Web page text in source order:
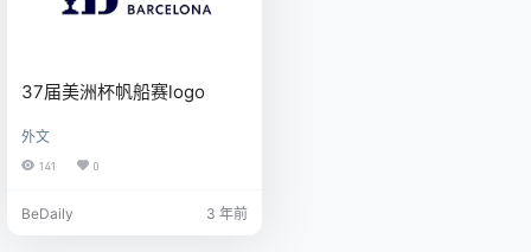
37届美洲杯帆船赛logo
外文
141 0
BeDaily 3 年前